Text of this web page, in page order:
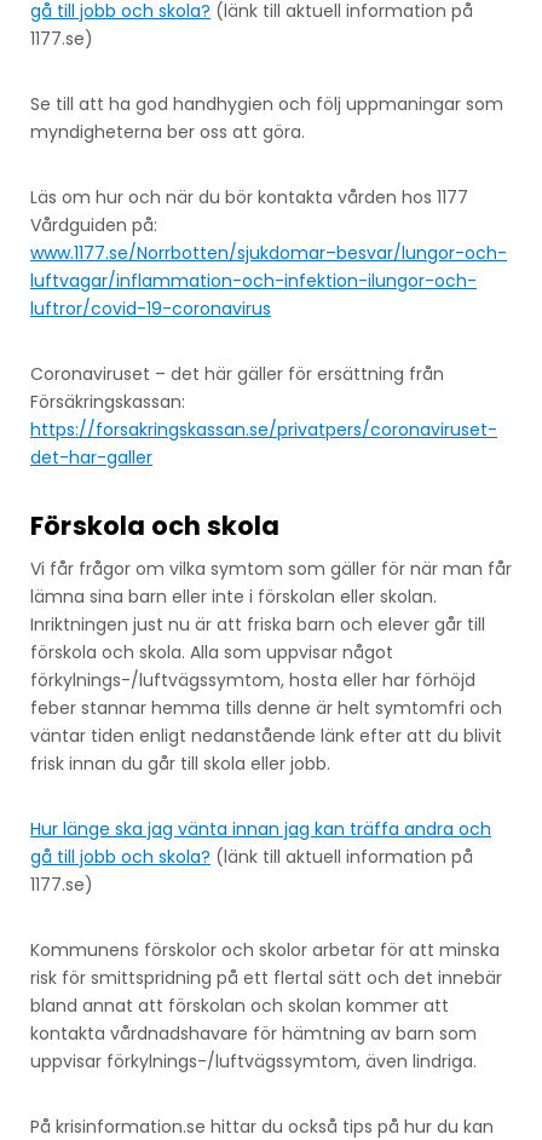
gå till jobb och skola? (länk till aktuell information på
1177.se)
Se till att ha god handhygien och följ uppmaningar som
myndigheterna ber oss att göra.
Läs om hur och när du bör kontakta vården hos 1177
Vårdguiden på:
www.1177.se/Norrbotten/sjukdomar–besvar/lungor-och-
luftvagar/inflammation-och-infektion-ilungor-och-
luftror/covid-19-coronavirus
Coronaviruset – det här gäller för ersättning från
Försäkringskassan:
https://forsakringskassan.se/privatpers/coronaviruset-
det-har-galler
Förskola och skola
Vi får frågor om vilka symtom som gäller för när man får
lämna sina barn eller inte i förskolan eller skolan.
Inriktningen just nu är att friska barn och elever går till
förskola och skola. Alla som uppvisar något
förkylnings-/luftvägssymtom, hosta eller har förhöjd
feber stannar hemma tills denne är helt symtomfri och
väntar tiden enligt nedanstående länk efter att du blivit
frisk innan du går till skola eller jobb.
Hur länge ska jag vänta innan jag kan träffa andra och
gå till jobb och skola? (länk till aktuell information på
1177.se)
Kommunens förskolor och skolor arbetar för att minska
risk för smittspridning på ett flertal sätt och det innebär
bland annat att förskolan och skolan kommer att
kontakta vårdnadshavare för hämtning av barn som
uppvisar förkylnings-/luftvägssymtom, även lindriga.
På krisinformation.se hittar du också tips på hur du kan